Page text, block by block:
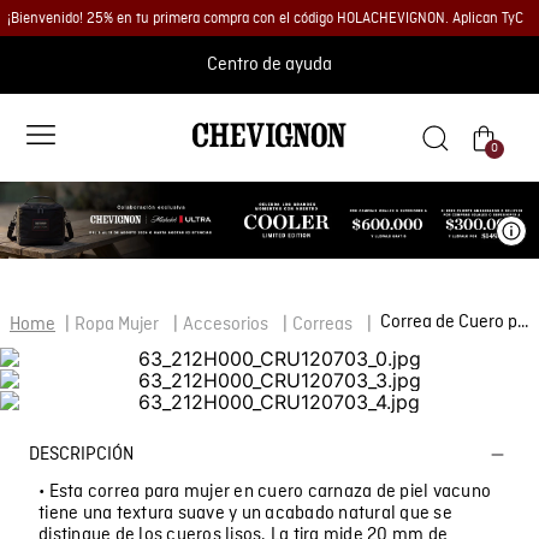
¡Bienvenido! 25% en tu primera compra con el código HOLACHEVIGNON. Aplican TyC
Centro de ayuda
0
Ropa Mujer Accesorios Correas Correa de Cuero para Mujer
DESCRIPCIÓN
• Esta correa para mujer en cuero carnaza de piel vacuno
tiene una textura suave y un acabado natural que se